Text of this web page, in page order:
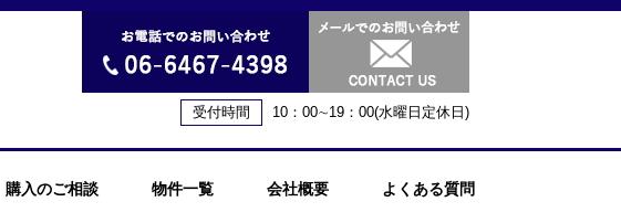
受付時間 10：00∼19：00(水曜日定休日)
購入のご相談 物件一覧 会社概要 よくある質問